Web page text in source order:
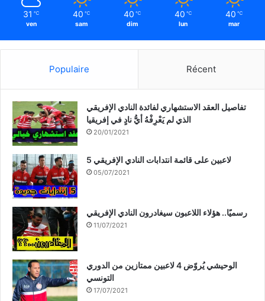
31 ℃
ven
40 ℃
sam
40 ℃
dim
40 ℃
lun
40 ℃
mar
Populaire Récent
تفاصيل العقد الاستشهاري لفائدة النادي الإفريقي
الذي لم يَعْرِفْهُ أيُّ نادٍ في إفريقيا
20/01/2021
5 لاعبين على قائمة انتدابات النادي الإفريقي
05/07/2021
رسميًا.. هؤلاء اللاعبون سيغادرون النادي الإفريقي
11/07/2021
الوحيشي يُروّض 4 لاعبين ممتازين من الدوري
التونسي
17/07/2021